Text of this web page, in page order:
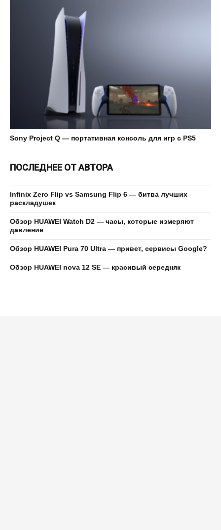
Sony Project Q — портативная консоль для игр с PS5
ПОСЛЕДНЕЕ ОТ АВТОРА
Infinix Zero Flip vs Samsung Flip 6 — битва лучших
раскладушек
Обзор HUAWEI Watch D2 — часы, которые измеряют
давление
Обзор HUAWEI Pura 70 Ultra — привет, сервисы Google?
Обзор HUAWEI nova 12 SE — красивый середняк